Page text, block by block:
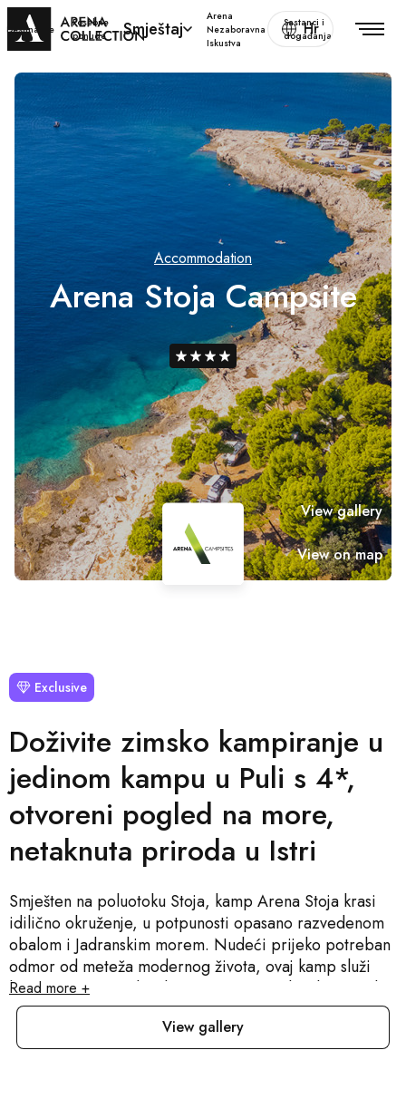
Destinacije
Posebne
ponude
Smještaj
Arena
Nezaboravna
Iskustva
Sastanci i
događanja
Hr
View gallery
View on map
Accommodation
Arena Stoja Campsite
Exclusive
Doživite zimsko kampiranje u
jedinom kampu u Puli s 4*,
otvoreni pogled na more,
netaknuta priroda u Istri
Smješten na poluotoku Stoja, kamp Arena Stoja krasi
idilično okruženje, u potpunosti opasano razvedenom
obalom i Jadranskim morem. Nudeći prijeko potreban
odmor od meteža modernog života, ovaj kamp služi
kao utočište i za obitelji i za parove. Ljubitelji prirode
bit će kao kod kuće u našem prostranom kampu koji u
ponudi ima parcele za šatore i za kampere. Oni koji
traže udobnost mogu se raskomotiti u našim camping
Read more +
View gallery